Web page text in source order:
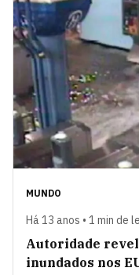
MUNDO
Há 13 anos • 1 min de
Autoridade
inundados nos